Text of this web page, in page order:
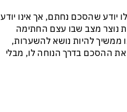
שהסכם נחתם, אך אינו יודע
נוצר מצב שבו עצם החתימה
ממשיך להיות נושא להשערות,
את ההסכם בדרך הנוחה לו, מבלי